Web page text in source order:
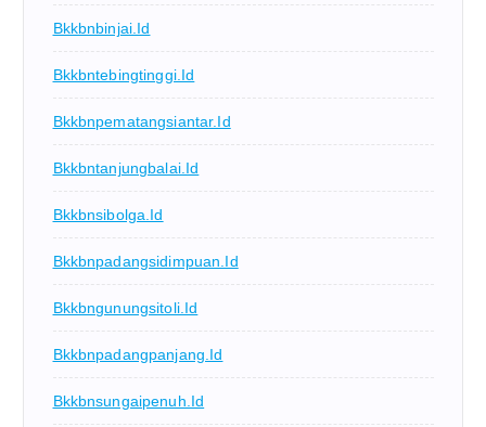
Bkkbnbinjai.id
Bkkbntebingtinggi.id
Bkkbnpematangsiantar.id
Bkkbntanjungbalai.id
Bkkbnsibolga.id
Bkkbnpadangsidimpuan.id
Bkkbngunungsitoli.id
Bkkbnpadangpanjang.id
Bkkbnsungaipenuh.id